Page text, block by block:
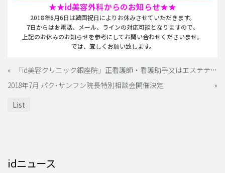
★★id美容外科からのお知らせ★★
2018年6月6日は韓国祝日によりお休みさせていただきます。
7日からはお電話、メール、ラインの対応可能となりますので、
上記のお休みのお知らせを参考にしてお問い合わせくださいませ。
では、宜しくお願い致します。
«
「id美容クリニック銀座院」正看護師・看護助手又はエステティシャン・受付・営業・広告 求人
2018年7月 パク･サンフン院長特別相談会開催決定
»
List
idニュース